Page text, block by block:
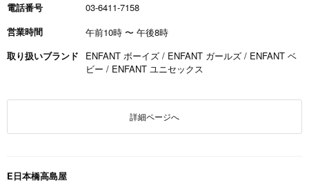
電話番号
03-6411-7158
営業時間
午前10時 〜 午後8時
取り扱いブランド
ENFANT ボーイズ / ENFANT ガールズ / ENFANT ベ
ビー / ENFANT ユニセックス
詳細ページへ
E日本橋高島屋